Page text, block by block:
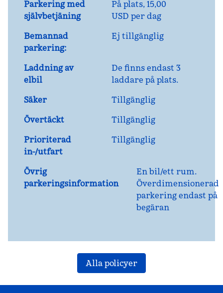
Parkering med
självbetjäning
På plats, 15,00
USD per dag
Bemannad
parkering:
Ej tillgänglig
Laddning av
elbil
De finns endast 3
laddare på plats.
Säker
Tillgänglig
Övertäckt
Tillgänglig
Prioriterad
in-/utfart
Tillgänglig
Övrig
parkeringsinformation
En bil/ett rum.
Överdimensionerad
parkering endast på
begäran
Alla policyer